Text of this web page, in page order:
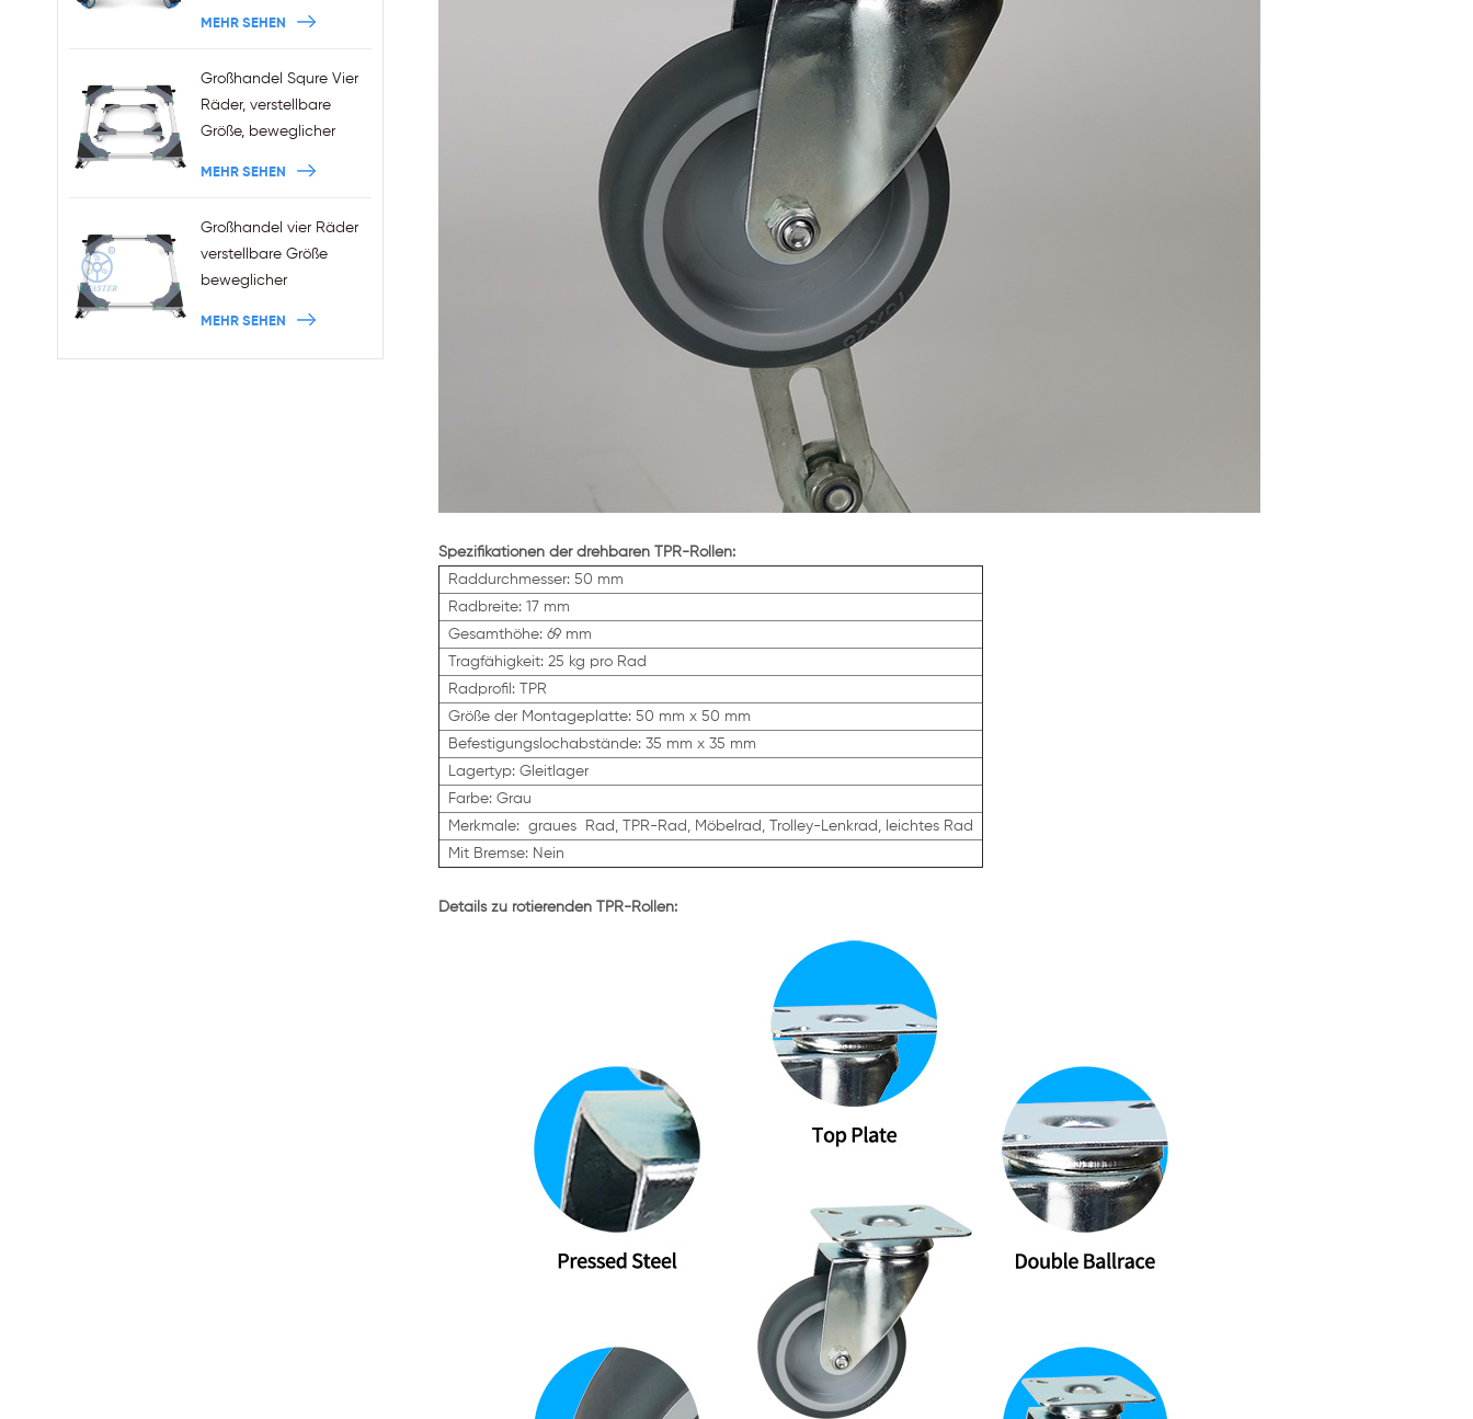
MEHR SEHEN
Großhandel Squre Vier
Räder, verstellbare
Größe, beweglicher
MEHR SEHEN
Großhandel vier Räder
verstellbare Größe
beweglicher
MEHR SEHEN
Spezifikationen der drehbaren TPR-Rollen:
Raddurchmesser: 50 mm
Radbreite: 17 mm
Gesamthöhe: 69 mm
Tragfähigkeit: 25 kg pro Rad
Radprofil: TPR
Größe der Montageplatte: 50 mm x 50 mm
Befestigungslochabstände: 35 mm x 35 mm
Lagertyp: Gleitlager
Farbe: Grau
Merkmale: graues
Rad, TPR-Rad, Möbelrad, Trolley-Lenkrad, leichtes Rad
Mit Bremse: Nein
Details zu rotierenden TPR-Rollen: